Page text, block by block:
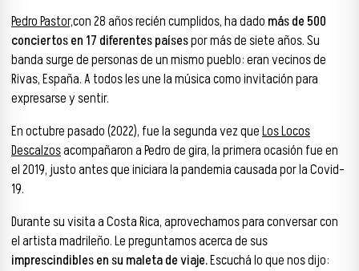
Pedro Pastor,con 28 años recién cumplidos, ha dado más de 500
conciertos en 17 diferentes paísespor más de siete años. Su
banda surge de personas de un mismo pueblo: eran vecinos de
Rivas, España. A todos les une la música como invitación para
expresarse y sentir.
En octubre pasado (2022), fue la segunda vez queLos Locos
Descalzosacompañaron a Pedro de gira, la primera ocasión fue en
el 2019, justo antes que iniciara la pandemia causada por la Covid-
19.
Durante su visita a Costa Rica, aprovechamos para conversar con
el artista madrileño. Le preguntamos acerca de sus
imprescindibles en su maleta de viaje.Escuchá lo que nos dijo: